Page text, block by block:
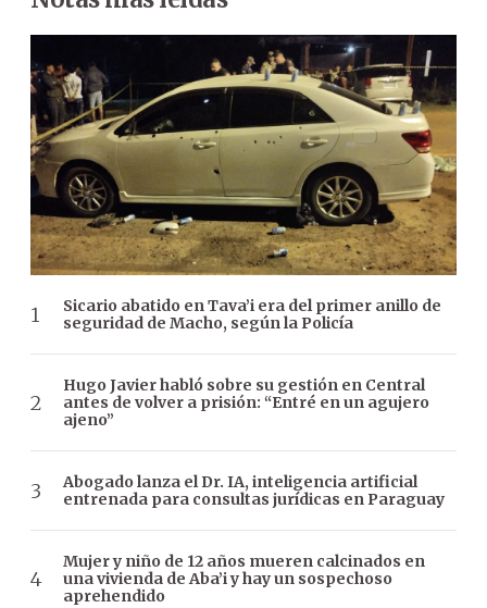
Sicario abatido en Tava’i era del primer anillo de
seguridad de Macho, según la Policía
Hugo Javier habló sobre su gestión en Central
antes de volver a prisión: “Entré en un agujero
ajeno”
Abogado lanza el Dr. IA, inteligencia artificial
entrenada para consultas jurídicas en Paraguay
Mujer y niño de 12 años mueren calcinados en
una vivienda de Aba’i y hay un sospechoso
aprehendido